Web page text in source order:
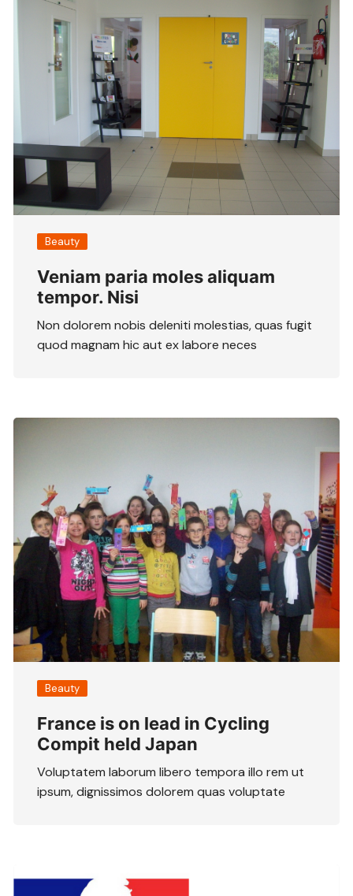
Beauty
Veniam paria moles aliquam
tempor. Nisi
Non dolorem nobis deleniti molestias, quas fugit
quod magnam hic aut ex labore neces
Beauty
France is on lead in Cycling
Compit held Japan
Voluptatem laborum libero tempora illo rem ut
ipsum, dignissimos dolorem quas voluptate